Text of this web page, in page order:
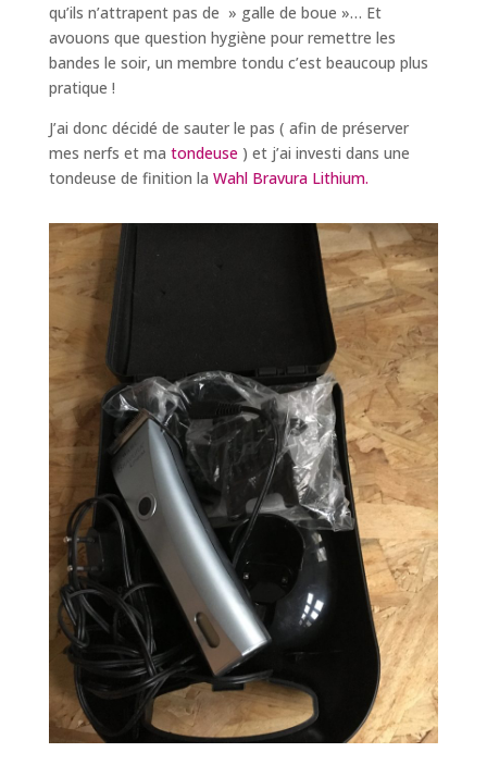
qu’ils n’attrapent pas de » galle de boue »… Et
avouons que question hygiène pour remettre les
bandes le soir, un membre tondu c’est beaucoup plus
pratique !
J’ai donc décidé de sauter le pas ( afin de préserver
mes nerfs et ma tondeuse) et j’ai investi dans une
tondeuse de finition la Wahl Bravura Lithium.